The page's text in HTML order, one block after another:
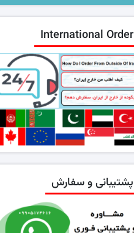
International Order
پشتیبانی و سفارش